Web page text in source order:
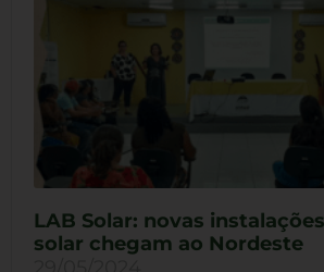
LAB Solar: novas
solar chegam ao Nordeste